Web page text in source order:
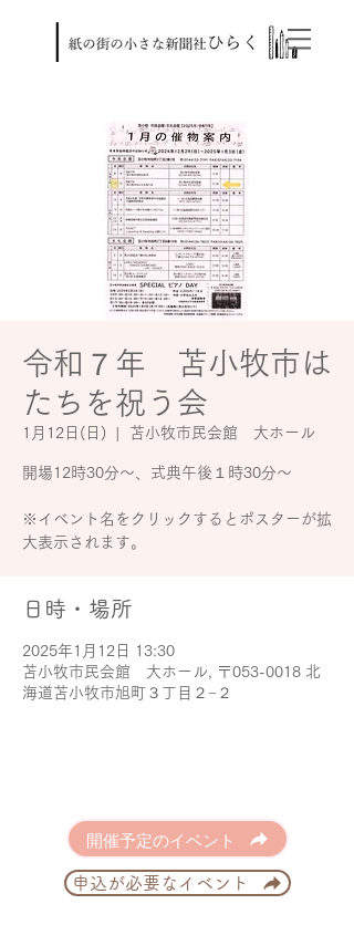
令和７年 苫小牧市は
たちを祝う会
1月12日(日) 苫小牧市民会館 大ホール
開場12時30分～、式典午後１時30分～
※イベント名をクリックするとポスターが拡
大表示されます。
日時・場所
2025年1月12日 13:30
苫小牧市民会館 大ホール, 〒053-0018 北
海道苫小牧市旭町３丁目２−２
開催予定のイベント
申込が必要なイベント